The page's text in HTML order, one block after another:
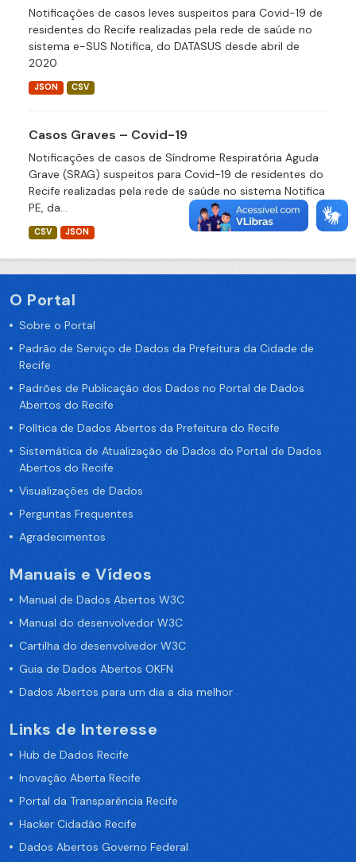
Notificações de casos leves suspeitos para Covid-19 de
residentes do Recife realizadas pela rede de saúde no
sistema e-SUS Notifica, do DATASUS desde abril de
2020
JSON CSV
Casos Graves – Covid-19
Notificações de casos de Síndrome Respiratória Aguda
Grave (SRAG) suspeitos para Covid-19 de residentes do
Recife realizadas pela rede de saúde no sistema Notifica
PE, da...
CSV JSON
O Portal
Sobre o Portal
Padrão de Serviço de Dados da Prefeitura da Cidade de
Recife
Padrões de Publicação dos Dados no Portal de Dados
Abertos do Recife
Política de Dados Abertos da Prefeitura do Recife
Sistemática de Atualização de Dados do Portal de Dados
Abertos do Recife
Visualizações de Dados
Perguntas Frequentes
Agradecimentos
Manuais e Vídeos
Manual de Dados Abertos W3C
Manual do desenvolvedor W3C
Cartilha do desenvolvedor W3C
Guia de Dados Abertos OKFN
Dados Abertos para um dia a dia melhor
Links de Interesse
Hub de Dados Recife
Inovação Aberta Recife
Portal da Transparência Recife
Hacker Cidadão Recife
Dados Abertos Governo Federal